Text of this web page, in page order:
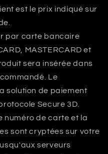
est le prix indiqué sur
par carte bancaire
MASTERCARD et
sera insérée dans
Le
solution de paiement
Secure 3D.
numéro de carte et la
sont cryptées sur votre
serveurs